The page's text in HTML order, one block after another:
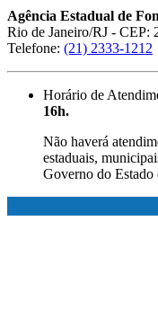
Agência Estadual de
Rio de Janeiro/RJ - CEP:
Telefone: (21) 2333-1212
Horário de
16h.
Não haverá
estaduais,
Governo do Estado